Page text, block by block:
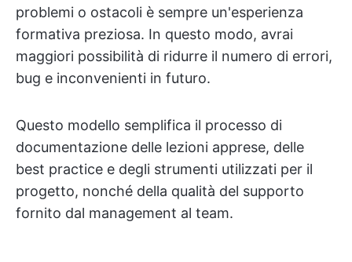
problemi o ostacoli è sempre un'esperienza
formativa preziosa. In questo modo, avrai
maggiori possibilità di ridurre il numero di errori,
bug e inconvenienti in futuro.
Questo modello semplifica il processo di
documentazione delle lezioni apprese, delle
best practice e degli strumenti utilizzati per il
progetto, nonché della qualità del supporto
fornito dal management al team.